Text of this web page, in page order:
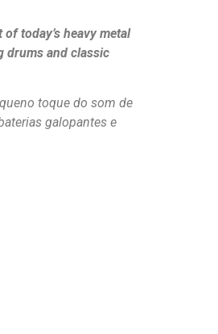
today’s heavy metal
drums and classic
toque do som de
galopantes e